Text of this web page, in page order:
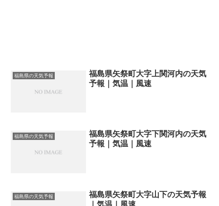
福島県の天気予報
福島県矢祭町大字上関河内の天気
予報｜気温｜風速
福島県の天気予報
福島県矢祭町大字下関河内の天気
予報｜気温｜風速
福島県の天気予報
福島県矢祭町大字山下の天気予報
｜気温｜風速